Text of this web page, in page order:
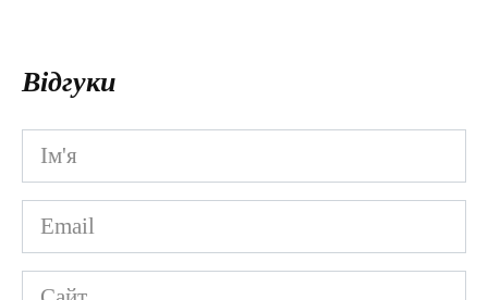
Відгуки
Ім'я
*
Email
*
Сайт